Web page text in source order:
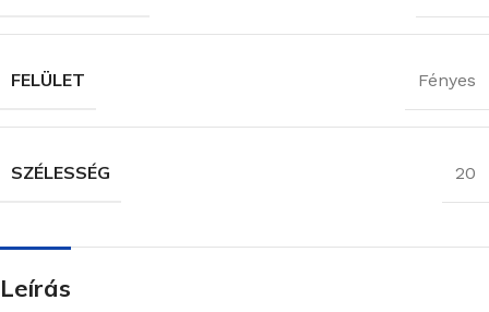
FELÜLET Fényes
SZÉLESSÉG 20
Leírás